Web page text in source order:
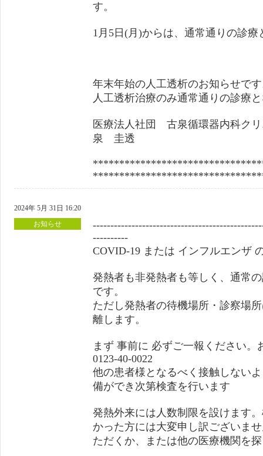
す。
1月5日(月)からは、通常通りの診療
年末年始の人工透析のお知らせで
人工透析治療のみ通常通りの診療
医療法人社団 古泉循環器内科ク
泉 圭透
2024年 5月 31日 16:20
お知らせ
----------
COVID-19 または インフルエンザ
発熱者も非発熱者も等しく、通常
です。
ただし発熱者の待機場所・診察場
離します。
まず 事前に 必ずご一報くださ
0123-40-0022
他の患者様となるべく接触しない
備ができ次第検査を行います
発熱外来には人数制限を設けます
かった方には大変申し訳ございま
ただくか、または他の医療機関を